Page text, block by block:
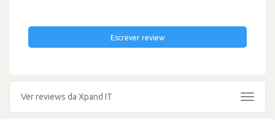
Escrever review
Ver reviews da Xpand IT
Toggle